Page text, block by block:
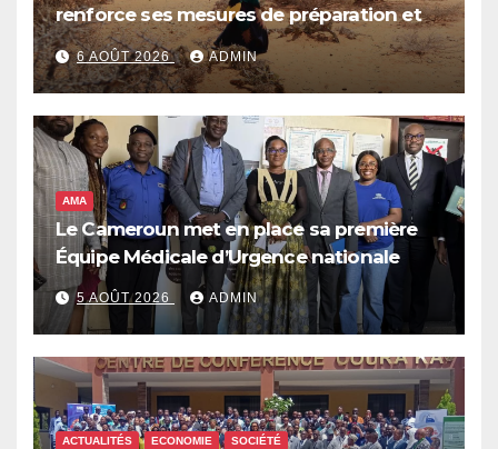
renforce ses mesures de préparation et
de réponse face à la menace d’El Niño,
qui pourrait plonger des dizaines de
millions de personnes dans l’insécurité
alimentaire aiguë
6 AOÛT 2026 ADMIN
AMA
Le Cameroun met en place sa première
Équipe Médicale d’Urgence nationale
5 AOÛT 2026 ADMIN
ACTUALITÉS ECONOMIE SOCIÉTÉ